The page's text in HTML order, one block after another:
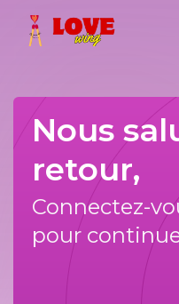
Nous
retour,
Connectez-
pour